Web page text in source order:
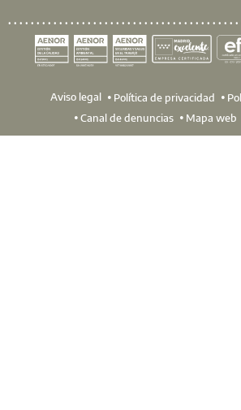
Aviso legal Política de privacidad
Canal de denuncias
Mapa web